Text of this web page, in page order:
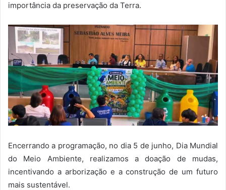
importância da preservação da Terra.
Encerrando a programação, no dia 5 de junho, Dia Mundial
do Meio Ambiente, realizamos a doação de mudas,
incentivando a arborização e a construção de um futuro
mais sustentável.